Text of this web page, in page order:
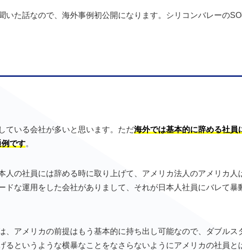
いた話なので、海外事例初公開になります。シリコンバレーの
ている会社が多いと思います。ただ海外では基本的に辞める社員
です。
人の社員には辞める時に取り上げて、アメリカ法人のアメリカ人
ドな運用をした会社がありまして、それが日本人社員にバレて暴
、アメリカの前提はもう基本的に持ち出し可能なので、ダブルス
るというような横暴なことをなさらないようにアメリカの社員と